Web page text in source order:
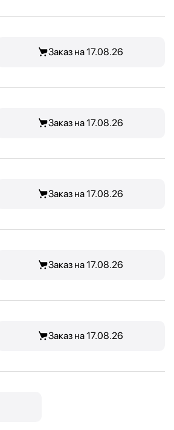
Заказ на 17.08.26
Заказ на 17.08.26
Заказ на 17.08.26
Заказ на 17.08.26
Заказ на 17.08.26